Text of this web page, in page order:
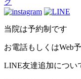
当院は予約制です
お電話もしくはWeb
LINE友達追加につい